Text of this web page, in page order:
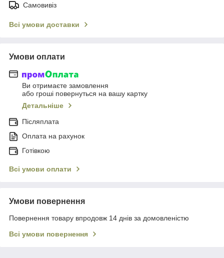
Самовивіз
Всі умови доставки
Умови оплати
Ви отримаєте замовлення
або гроші повернуться на вашу картку
Детальніше
Післяплата
Оплата на рахунок
Готівкою
Всі умови оплати
Умови повернення
Повернення товару впродовж 14 днів за домовленістю
Всі умови повернення